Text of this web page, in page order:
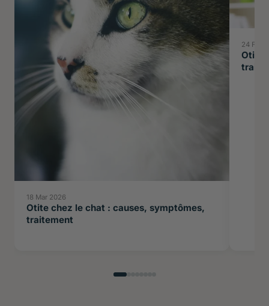
18 Mar 2026
Otite chez le chat : causes, symptômes,
traitement
24 Feb
Otite